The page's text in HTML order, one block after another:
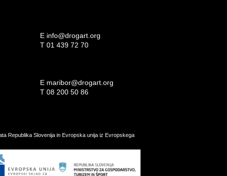
E info@drogart.org
T 01 439 72 70
E maribor@drogart.org
T 08 200 50 86
Republika Slovenija in Evropska unija iz Evropskega